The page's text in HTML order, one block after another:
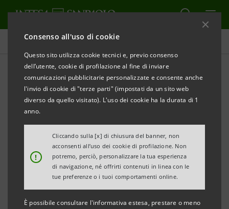
Consenso all'uso di cookie
Questo sito utilizza cookie tecnici e, previo consenso
dell’utente, cookie di profilazione al fine di inviare
comunicazioni pubblicitarie personalizzate e consente anche
l'invio di cookie di "terze parti" (impostati da un sito web
diverso da quello visitato). L'uso dei cookie ha la durata di 1
anno.
!
Cliccando sulla [x] di chiusura del banner, non
acconsenti all’uso dei cookie di profilazione. Non
potremo, perciò, personalizzare la tua esperienza
di navigazione, né offrirti contenuti in linea con le
tue preferenze o i tuoi comportamenti online.
È possibile consultare l'informativa estesa, prestare o meno
Tutti gli eventi sostenuti dalla banca
CULTURA
A Palazzo Strozzi la mostra
di Anselm Kiefer